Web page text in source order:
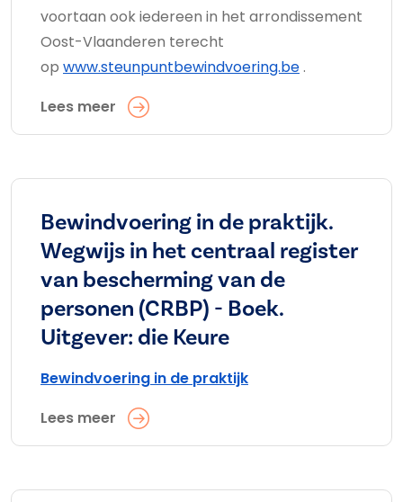
voortaan ook iedereen in het arrondissement
Oost-Vlaanderen terecht
op www.steunpuntbewindvoering.be.
Lees meer
Bewindvoering in de praktijk.
Wegwijs in het centraal register
van bescherming van de
personen (CRBP) - Boek.
Uitgever: die Keure
Bewindvoering in de praktijk
Lees meer